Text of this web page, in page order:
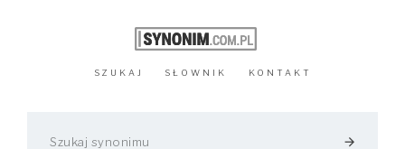
SZUKAJ SŁOWNIK KONTAKT
arrow_forward